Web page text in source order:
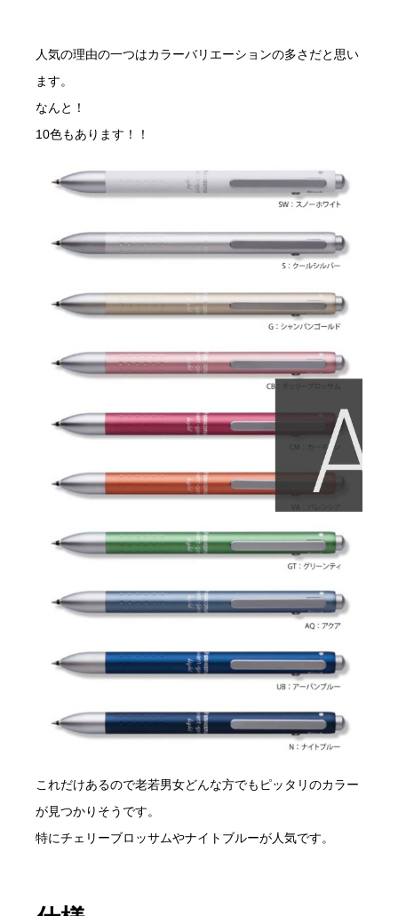
人気の理由の一つはカラーバリエーションの多さだと思い
ます。
なんと！
10色もあります！！
これだけあるので老若男女どんな方でもピッタリのカラー
が見つかりそうです。
特にチェリーブロッサムやナイトブルーが人気です。